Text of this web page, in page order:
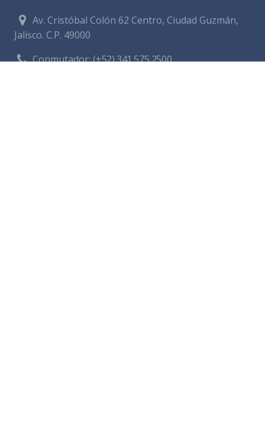
Av. Cristóbal Colón 62 Centro, Ciudad Guzmán,
Jalisco. C.P. 49000
Conmutador:(+52) 341 575 2500